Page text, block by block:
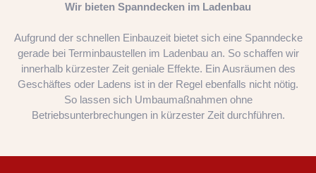
Wir bieten Spanndecken im Ladenbau
Aufgrund der schnellen Einbauzeit bietet sich eine Spanndecke
gerade bei Terminbaustellen im Ladenbau an. So schaffen wir
innerhalb kürzester Zeit geniale Effekte. Ein Ausräumen des
Geschäftes oder Ladens ist in der Regel ebenfalls nicht nötig.
So lassen sich Umbaumaßnahmen ohne
Betriebsunterbrechungen in kürzester Zeit durchführen.